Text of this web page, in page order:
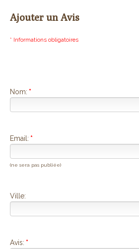
Ajouter un Avis
* Informations obligatoires
Nom: *
Email: *
(ne sera pas publiée)
Ville:
Avis: *